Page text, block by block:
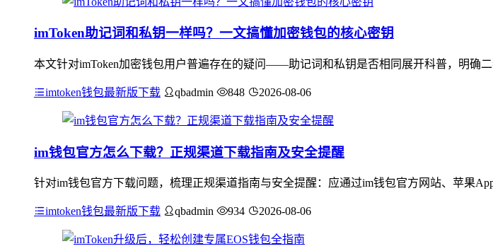
imToken助记词和私钥一样吗？一文搞懂加密钱包的核心密钥
本文针对imToken加密钱包用户普遍存在的疑问——助记词和私钥是否相同展开科普，明确
imtoken钱包最新版下载 qbadmin 848 2026-08-06
im钱包官方怎么下载？正规渠道下载指南及安全提醒
针对im钱包官方下载问题，梳理正规渠道指南与安全提醒：应通过im钱包官方网站、苹果
imtoken钱包最新版下载 qbadmin 934 2026-08-06